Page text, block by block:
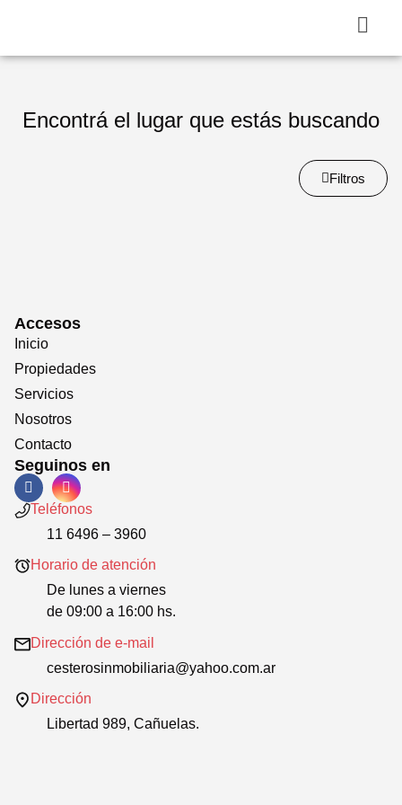
Encontrá el lugar que estás buscando
Filtros
Accesos
Inicio
Propiedades
Servicios
Nosotros
Contacto
Seguinos en
Teléfonos
11 6496 – 3960
Horario de atención
De lunes a viernes
de 09:00 a 16:00 hs.
Dirección de e-mail
cesterosinmobiliaria@yahoo.com.ar
Dirección
Libertad 989, Cañuelas.